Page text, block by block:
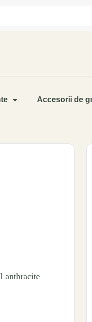
Accesorii de
anthracite